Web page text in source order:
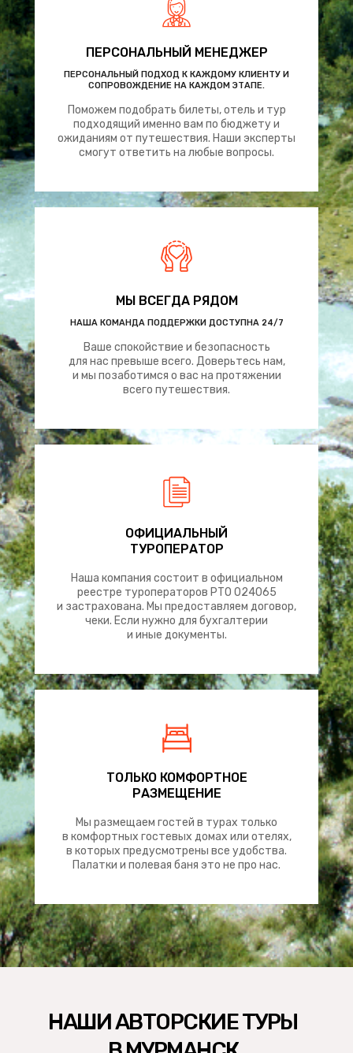
ПЕРСОНАЛЬНЫЙ МЕНЕДЖЕР
ПЕРСОНАЛЬНЫЙ ПОДХОД К КАЖДОМУ КЛИЕНТУ И
СОПРОВОЖДЕНИЕ НА КАЖДОМ ЭТАПЕ.
МЫ ВСЕГДА РЯДОМ
НАША КОМАНДА ПОДДЕРЖКИ ДОСТУПНА 24/7
ОФИЦИАЛЬНЫЙ
ТУРОПЕРАТОР
ТОЛЬКО КОМФОРТНОЕ
РАЗМЕЩЕНИЕ
Ваше спокойствие и безопасность
для нас превыше всего. Доверьтесь нам,
и мы позаботимся о вас на протяжении
всего путешествия.
Поможем подобрать билеты, отель и тур
подходящий именно вам по бюджету и
ожиданиям от путешествия. Наши эксперты
смогут ответить на любые вопросы.
Наша компания состоит в официальном
реестре туроператоров РТО 024065
и застрахована. Мы предоставляем договор,
чеки. Если нужно для бухгалтерии
и иные документы.
Мы размещаем гостей в турах только
в комфортных гостевых домах или отелях,
в которых предусмотрены все удобства.
Палатки и полевая баня это не про нас.
НАШИ АВТОРСКИЕ ТУРЫ